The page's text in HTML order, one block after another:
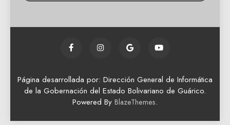
Página desarrollada por: Dirección General de Informática
de la Gobernación del Estado Bolivariano de Guárico.
Powered By BlazeThemes.